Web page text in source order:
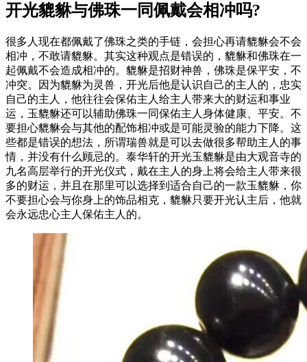
开光貔貅与佛珠一同佩戴会相冲吗?
很多人现在都佩戴了佛珠之类的手链，会担心再请貔貅会不会
相冲，不敢请貔貅。其实这种观点是错误的，貔貅和佛珠在一
起佩戴不会造成相冲的。貔貅是招财神兽，佛珠是保平安，不
冲突。因为貔貅为灵兽，开光后他是认识自己的主人的，忠实
自己的主人，他往往会保佑主人给主人带来大的财运和事业
运，玉貔貅还可以辅助佛珠一同保佑主人身体健康、平安。不
要担心貔貅会与其他的配饰相冲或是可能灵验的能力下降。这
些都是错误的想法，所谓瑞兽就是可以去做很多帮助主人的事
情，并没有什么顾忌的。泰华轩的开光玉貔貅是由大观音寺的
九名高层举行的开光仪式，戴在主人的身上将会给主人带来很
多的财运，并且在那里可以选择到适合自己的一款玉貔貅，你
不要担心会与你身上的饰品相克，貔貅只要开光认主后，他就
会永远忠心主人保佑主人的。